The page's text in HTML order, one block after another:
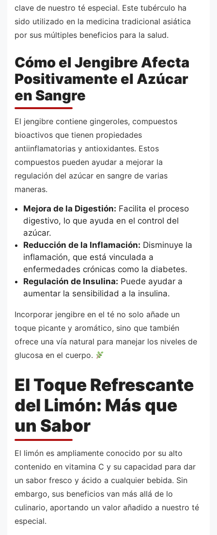
clave de nuestro té especial. Este tubérculo ha
sido utilizado en la medicina tradicional asiática
por sus múltiples beneficios para la salud.
Cómo el Jengibre Afecta
Positivamente el Azúcar
en Sangre
El jengibre contiene gingeroles, compuestos
bioactivos que tienen propiedades
antiinflamatorias y antioxidantes. Estos
compuestos pueden ayudar a mejorar la
regulación del azúcar en sangre de varias
maneras.
Mejora de la Digestión: Facilita el proceso
digestivo, lo que ayuda en el control del
azúcar.
Reducción de la Inflamación: Disminuye la
inflamación, que está vinculada a
enfermedades crónicas como la diabetes.
Regulación de Insulina: Puede ayudar a
aumentar la sensibilidad a la insulina.
Incorporar jengibre en el té no solo añade un
toque picante y aromático, sino que también
ofrece una vía natural para manejar los niveles de
glucosa en el cuerpo.
El Toque Refrescante
del Limón: Más que
un Sabor
El limón es ampliamente conocido por su alto
contenido en vitamina C y su capacidad para dar
un sabor fresco y ácido a cualquier bebida. Sin
embargo, sus beneficios van más allá de lo
culinario, aportando un valor añadido a nuestro té
especial.